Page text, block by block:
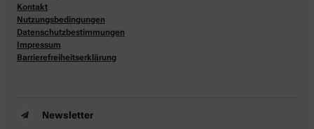
Kontakt
Nutzungsbedingungen
Datenschutzbestimmungen
Impressum
Barrierefreiheitserklärung
Newsletter